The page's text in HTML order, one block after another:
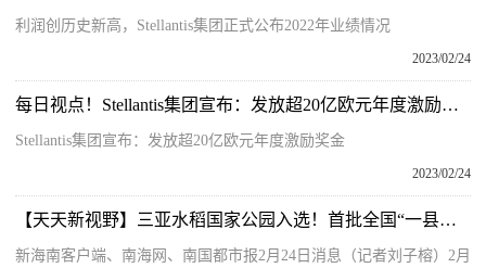
利润创历史新高，Stellantis集团正式公布2022年业绩情况
2023/02/24
每日视点！Stellantis集团宣布：发放超20亿欧元年度激励奖金
Stellantis集团宣布：发放超20亿欧元年度激励奖金
2023/02/24
【天天新视野】三亚水稻国家公园入选！首批全国“一县一品”特色文化艺术典型案例名单公示
新海南客户端、南海网、南国都市报2月24日消息（记者刘子榕）2月